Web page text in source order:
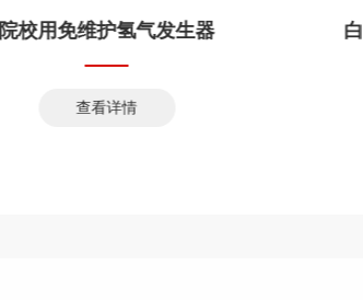
院校用免维护氢气发生器
查看详情